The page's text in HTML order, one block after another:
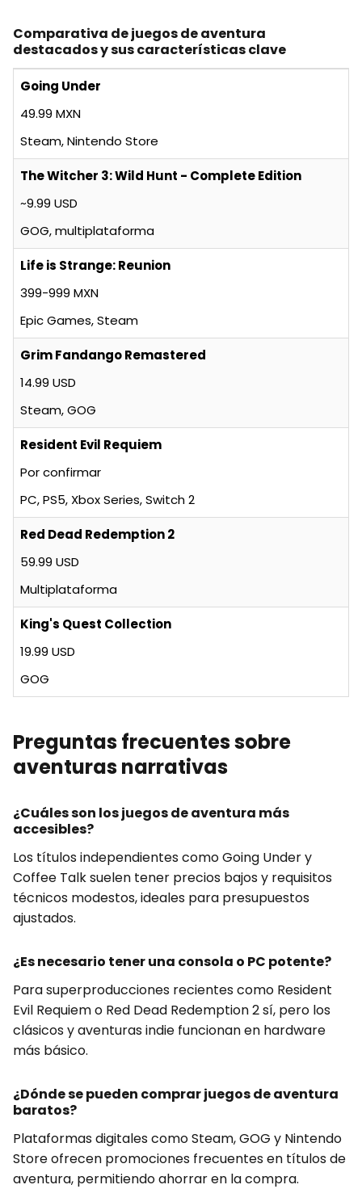
Comparativa de juegos de aventura
destacados y sus características clave
Going Under
49.99 MXN
Steam, Nintendo Store
The Witcher 3: Wild Hunt - Complete Edition
~9.99 USD
GOG, multiplataforma
Life is Strange: Reunion
399-999 MXN
Epic Games, Steam
Grim Fandango Remastered
14.99 USD
Steam, GOG
Resident Evil Requiem
Por confirmar
PC, PS5, Xbox Series, Switch 2
Red Dead Redemption 2
59.99 USD
Multiplataforma
King's Quest Collection
19.99 USD
GOG
Preguntas frecuentes sobre
aventuras narrativas
¿Cuáles son los juegos de aventura más
accesibles?
Los títulos independientes como Going Under y
Coffee Talk suelen tener precios bajos y requisitos
técnicos modestos, ideales para presupuestos
ajustados.
¿Es necesario tener una consola o PC potente?
Para superproducciones recientes como Resident
Evil Requiem o Red Dead Redemption 2 sí, pero los
clásicos y aventuras indie funcionan en hardware
más básico.
¿Dónde se pueden comprar juegos de aventura
baratos?
Plataformas digitales como Steam, GOG y Nintendo
Store ofrecen promociones frecuentes en títulos de
aventura, permitiendo ahorrar en la compra.